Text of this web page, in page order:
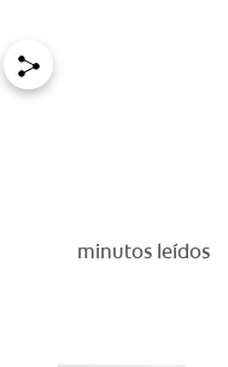
minutos leídos